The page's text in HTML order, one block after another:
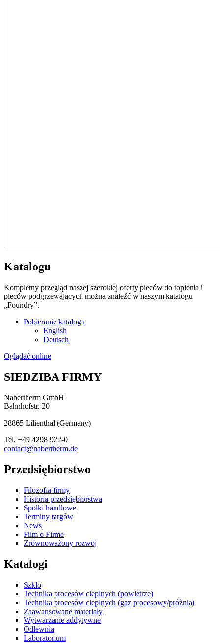
Katalogu
Kompletny przegląd naszej szerokiej oferty pieców do topienia i
pieców podgrzewających można znaleźć w naszym katalogu
„Foundry”.
Pobieranie katalogu
English
Deutsch
Oglądać online
SIEDZIBA FIRMY
Nabertherm GmbH
Bahnhofstr. 20
28865 Lilienthal (Germany)
Tel. +49 4298 922-0
contact@nabertherm.de
Przedsiębiorstwo
Filozofia firmy
Historia przedsiębiorstwa
Spółki handlowe
Terminy targów
News
Film o Firme
Zrównoważony rozwój
Katalogi
Szkło
Technika procesów cieplnych (powietrze)
Technika procesów cieplnych (gaz procesowy/próżnia)
Zaawansowane materiały
Wytwarzanie addytywne
Odlewnia
Laboratorium